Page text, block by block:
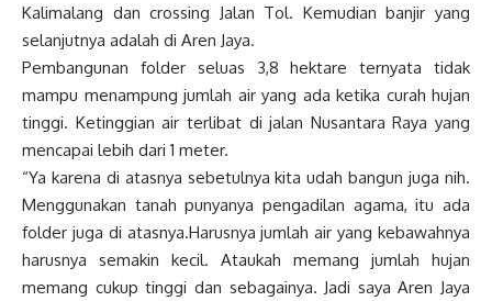
Kalimalang dan crossing Jalan Tol. Kemudian banjir yang
selanjutnya adalah di Aren Jaya.
Pembangunan folder seluas 3,8 hektare ternyata tidak
mampu menampung jumlah air yang ada ketika curah hujan
tinggi. Ketinggian air terlibat di jalan Nusantara Raya yang
mencapai lebih dari 1 meter.
“Ya karena di atasnya sebetulnya kita udah bangun juga nih.
Menggunakan tanah punyanya pengadilan agama, itu ada
folder juga di atasnya.Harusnya jumlah air yang kebawahnya
harusnya semakin kecil. Ataukah memang jumlah hujan
memang cukup tinggi dan sebagainya. Jadi saya Aren Jaya